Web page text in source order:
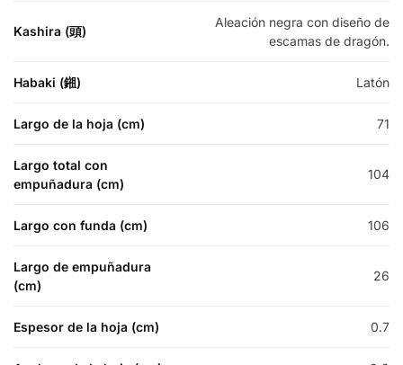
Kashira (頭)
Aleación negra con diseño de
escamas de dragón.
Habaki (鎺) Latón
Largo de la hoja (cm) 71
Largo total con
empuñadura (cm)
104
Largo con funda (cm) 106
Largo de empuñadura
(cm)
26
Espesor de la hoja (cm) 0.7